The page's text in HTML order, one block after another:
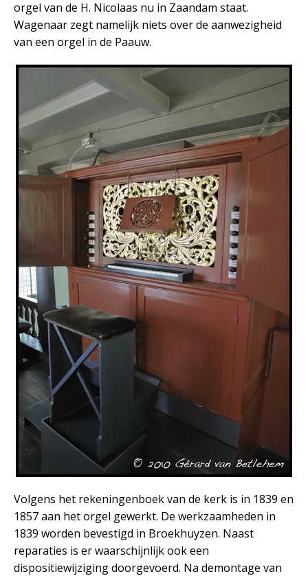
orgel van de H. Nicolaas nu in Zaandam staat.
Wagenaar zegt namelijk niets over de aanwezigheid
van een orgel in de Paauw.
Volgens het rekeningenboek van de kerk is in 1839 en
1857 aan het orgel gewerkt. De werkzaamheden in
1839 worden bevestigd in Broekhuyzen. Naast
reparaties is er waarschijnlijk ook een
dispositiewijziging doorgevoerd. Na demontage van